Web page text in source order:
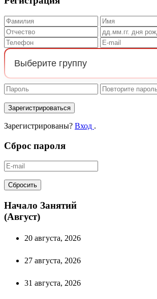
Зарегистрироваться
Зарегистрированы? Вход .
Сброс пароля
Сбросить
Начало Занятий
(Август)
20 августа, 2026
27 августа, 2026
31 августа, 2026